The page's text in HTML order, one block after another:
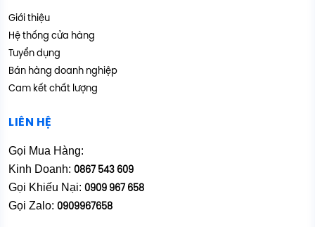
Giới thiệu
Hệ thống cửa hàng
Tuyển dụng
Bán hàng doanh nghiệp
Cam kết chất lượng
LIÊN HỆ
Gọi Mua Hàng:
Kinh Doanh: 0867 543 609
Gọi Khiếu Nại: 0909 967 658
Gọi Zalo: 0909967658